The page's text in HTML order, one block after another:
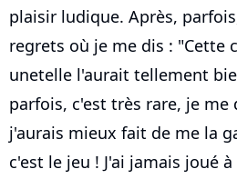
plaisir ludique. Après,
regrets où je me dis : "Cette
unetelle l'aurait tellement
parfois, c'est très rare, je me
j'aurais mieux fait de me la
c'est le jeu ! J'ai jamais joué